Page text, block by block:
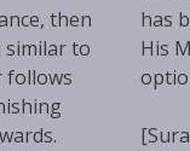
then
similar to
follows
has
His